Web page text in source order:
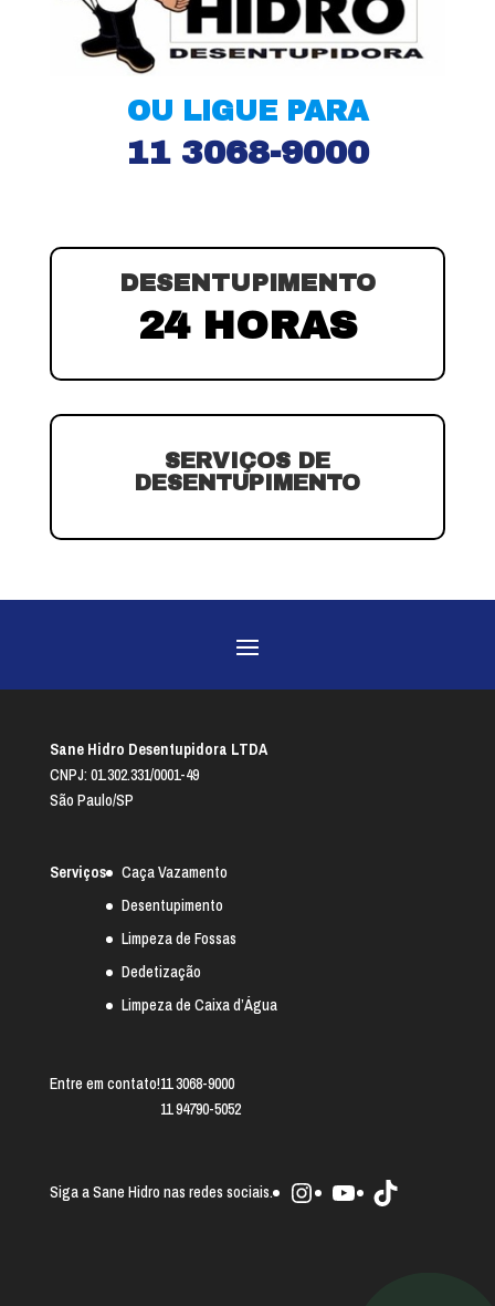
OU LIGUE PARA
11 3068-9000
DESENTUPIMENTO
24 HORAS
SERVIÇOS DE
DESENTUPIMENTO
Sane Hidro Desentupidora LTDA
CNPJ: 01.302.331/0001-49
São Paulo/SP
Serviços
Caça Vazamento
Desentupimento
Limpeza de Fossas
Dedetização
Limpeza de Caixa d’Água
Entre em contato!11 3068-9000
11 94790-5052
Siga a Sane Hidro nas redes sociais. Instagram
YoutubeTikTok